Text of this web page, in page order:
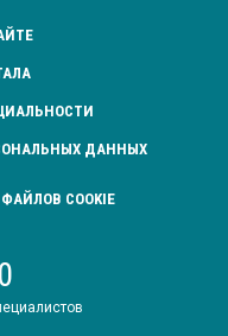
ДАННЫХ
COOKIE